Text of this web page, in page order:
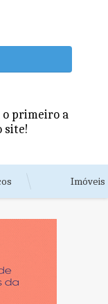
o primeiro a
site!
Imóveis